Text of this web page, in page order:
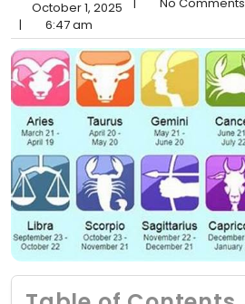
October 1, 2025
|
6:47 am